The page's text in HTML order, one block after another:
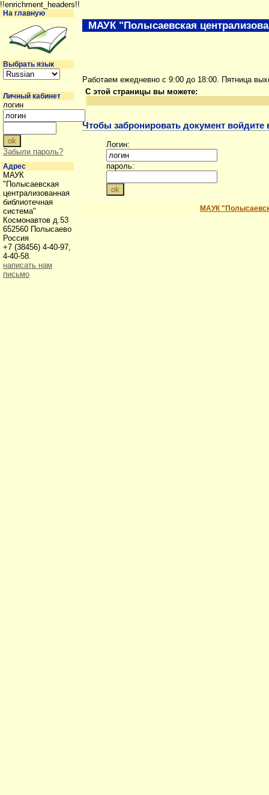
!!enrichment_headers!!
Работаем ежедневно с 9:00 до 18:00. Пятница
С этой страницы вы можете:
Чтобы забронировать документ войдите
Логин:
пароль:
МАУК
МАУК "Полысаевская
На главную
Выбрать язык
Личный кабинет
логин
Забыли пароль?
Адрес
МАУК
"Полысаевская
централизованная
библиотечная
система"
Космонавтов д.53
652560 Полысаево
Россия
+7 (38456) 4-40-97,
4-40-58.
написать нам
письмо